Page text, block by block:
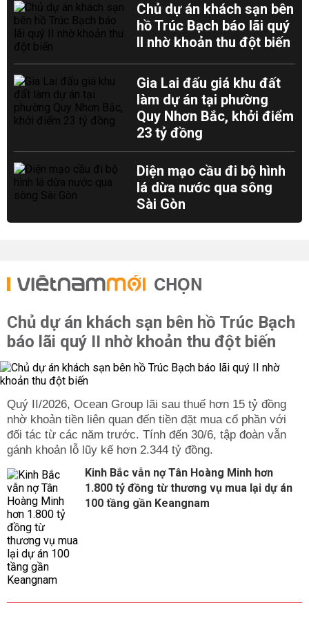
Chủ dự án khách sạn bên
hồ Trúc Bạch báo lãi quý
II nhờ khoản thu đột biến
Gia Lai đấu giá khu đất
làm dự án tại phường
Quy Nhơn Bắc, khởi điểm
23 tỷ đồng
Diện mạo cầu đi bộ hình
lá dừa nước qua sông
Sài Gòn
CHỌN
Chủ dự án khách sạn bên hồ Trúc Bạch
báo lãi quý II nhờ khoản thu đột biến
Quý II/2026, Ocean Group lãi sau thuế hơn 15 tỷ đồng
nhờ khoản tiền liên quan đến tiền đặt mua cổ phần với
đối tác từ các năm trước. Tính đến 30/6, tập đoàn vẫn
gánh khoản lỗ lũy kế hơn 2.344 tỷ đồng.
Kinh Bắc vẫn nợ Tân Hoàng Minh hơn
1.800 tỷ đồng từ thương vụ mua lại dự án
100 tầng gần Keangnam